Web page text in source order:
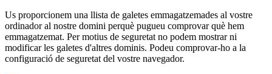
Us proporcionem una llista de galetes emmagatzemades al vostre
ordinador al nostre domini perquè pugueu comprovar què hem
emmagatzemat. Per motius de seguretat no podem mostrar ni
modificar les galetes d'altres dominis. Podeu comprovar-ho a la
configuració de seguretat del vostre navegador.